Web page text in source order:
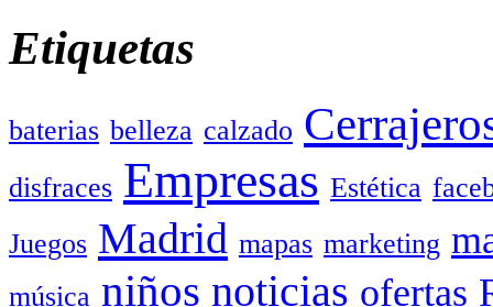
Etiquetas
baterias belleza calzado
disfraces Empresas Estética
Juegos Madrid mapas marketing
música niños noticias ofertas